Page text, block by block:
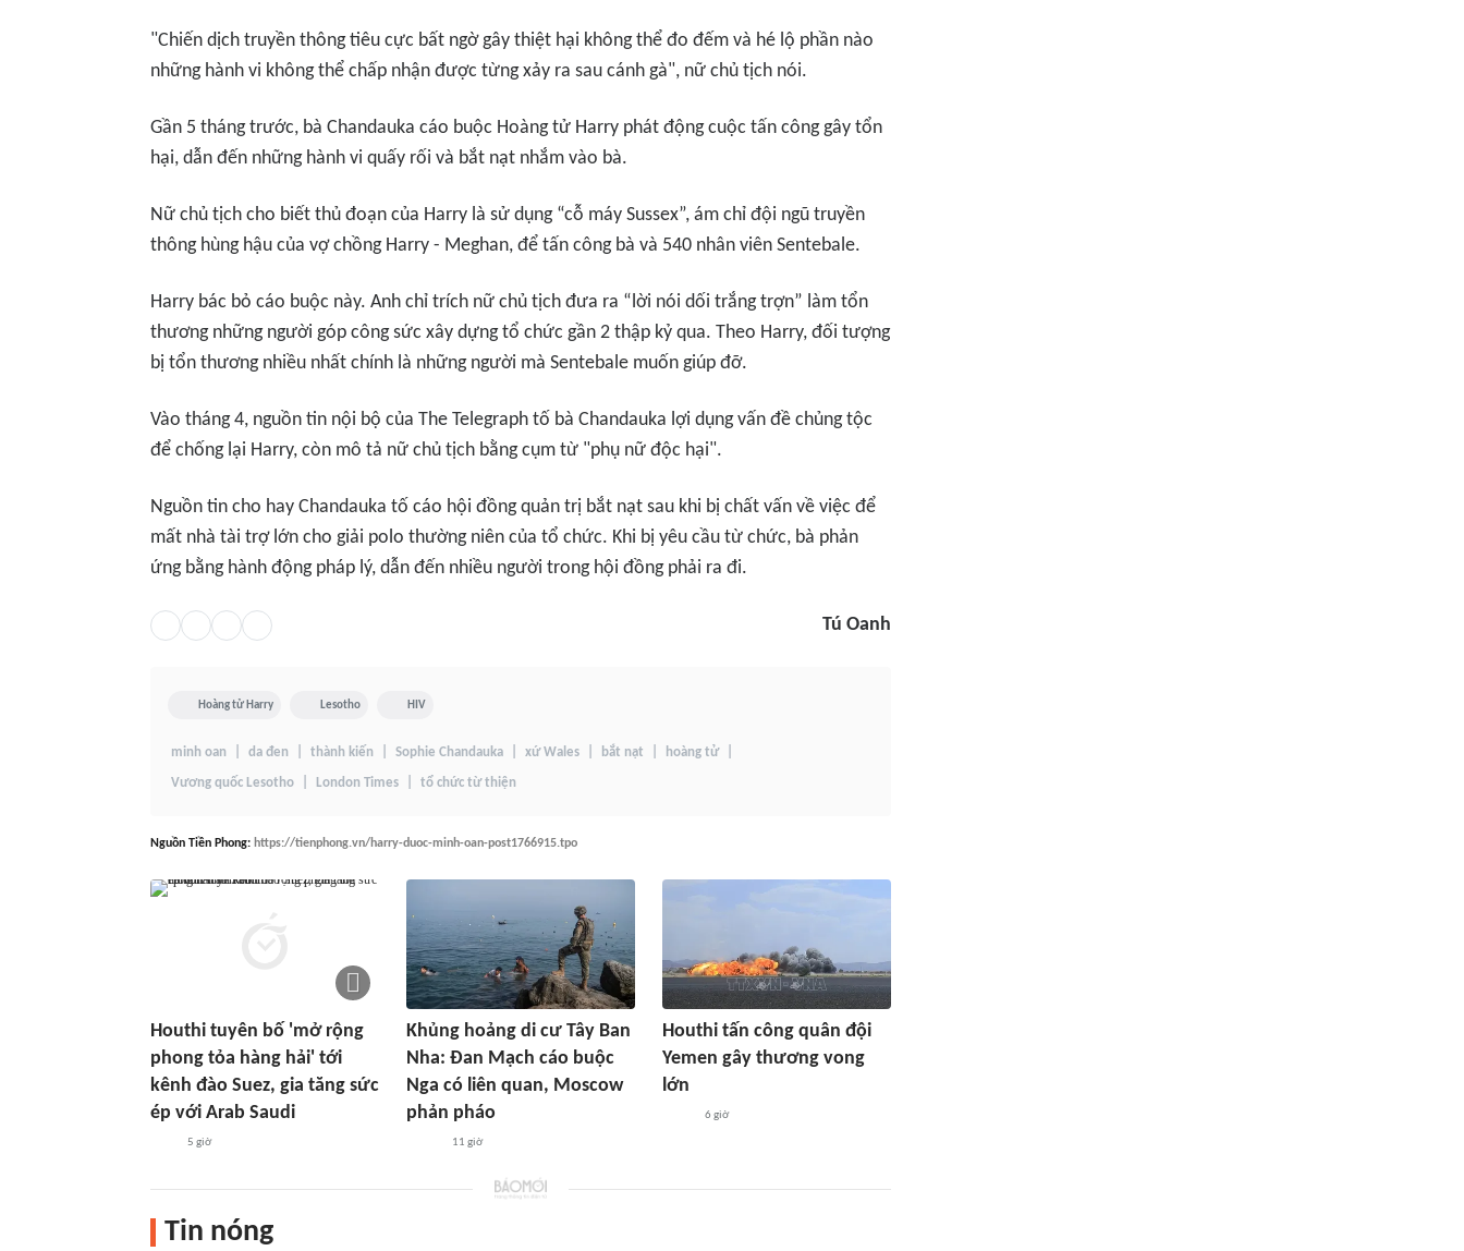
"Chiến dịch truyền thông tiêu cực bất ngờ gây thiệt hại không thể đo đếm và hé lộ phần nào
những hành vi không thể chấp nhận được từng xảy ra sau cánh gà", nữ chủ tịch nói.
Gần 5 tháng trước, bà Chandauka cáo buộc Hoàng tử Harry phát động cuộc tấn công gây tổn
hại, dẫn đến những hành vi quấy rối và bắt nạt nhắm vào bà.
Nữ chủ tịch cho biết thủ đoạn của Harry là sử dụng “cỗ máy Sussex”, ám chỉ đội ngũ truyền
thông hùng hậu của vợ chồng Harry - Meghan, để tấn công bà và 540 nhân viên Sentebale.
Harry bác bỏ cáo buộc này. Anh chỉ trích nữ chủ tịch đưa ra “lời nói dối trắng trợn” làm tổn
thương những người góp công sức xây dựng tổ chức gần 2 thập kỷ qua. Theo Harry, đối tượng
bị tổn thương nhiều nhất chính là những người mà Sentebale muốn giúp đỡ.
Vào tháng 4, nguồn tin nội bộ của The Telegraph tố bà Chandauka lợi dụng vấn đề chủng tộc
để chống lại Harry, còn mô tả nữ chủ tịch bằng cụm từ "phụ nữ độc hại".
Nguồn tin cho hay Chandauka tố cáo hội đồng quản trị bắt nạt sau khi bị chất vấn về việc để
mất nhà tài trợ lớn cho giải polo thường niên của tổ chức. Khi bị yêu cầu từ chức, bà phản
ứng bằng hành động pháp lý, dẫn đến nhiều người trong hội đồng phải ra đi.
Tú Oanh
Hoàng tử Harry Lesotho HIV
minh oan da đen thành kiến Sophie Chandauka xứ Wales bắt nạt hoàng tử
Vương quốc Lesotho London Times tổ chức từ thiện
Nguồn Tiền Phong: https://tienphong.vn/harry-duoc-minh-oan-post1766915.tpo
Houthi tuyên bố 'mở rộng
phong tỏa hàng hải' tới
kênh đào Suez, gia tăng sức
ép với Arab Saudi
5 giờ
Khủng hoảng di cư Tây Ban
Nha: Đan Mạch cáo buộc
Nga có liên quan, Moscow
phản pháo
11 giờ
Houthi tấn công quân đội
Yemen gây thương vong
lớn
6 giờ
Tin nóng